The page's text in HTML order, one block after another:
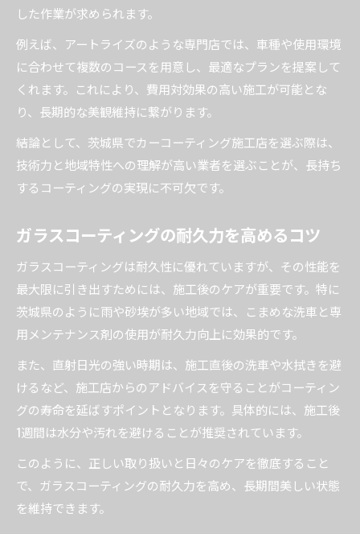
した作業が求められます。
例えば、アートライズのような専門店では、車種や使用環境
に合わせて複数のコースを用意し、最適なプランを提案して
くれます。これにより、費用対効果の高い施工が可能とな
り、長期的な美観維持に繋がります。
結論として、茨城県でカーコーティング施工店を選ぶ際は、
技術力と地域特性への理解が高い業者を選ぶことが、長持ち
するコーティングの実現に不可欠です。
ガラスコーティングの耐久力を高めるコツ
ガラスコーティングは耐久性に優れていますが、その性能を
最大限に引き出すためには、施工後のケアが重要です。特に
茨城県のように雨や砂埃が多い地域では、こまめな洗車と専
用メンテナンス剤の使用が耐久力向上に効果的です。
また、直射日光の強い時期は、施工直後の洗車や水拭きを避
けるなど、施工店からのアドバイスを守ることがコーティン
グの寿命を延ばすポイントとなります。具体的には、施工後
1週間は水分や汚れを避けることが推奨されています。
このように、正しい取り扱いと日々のケアを徹底すること
で、ガラスコーティングの耐久力を高め、長期間美しい状態
を維持できます。